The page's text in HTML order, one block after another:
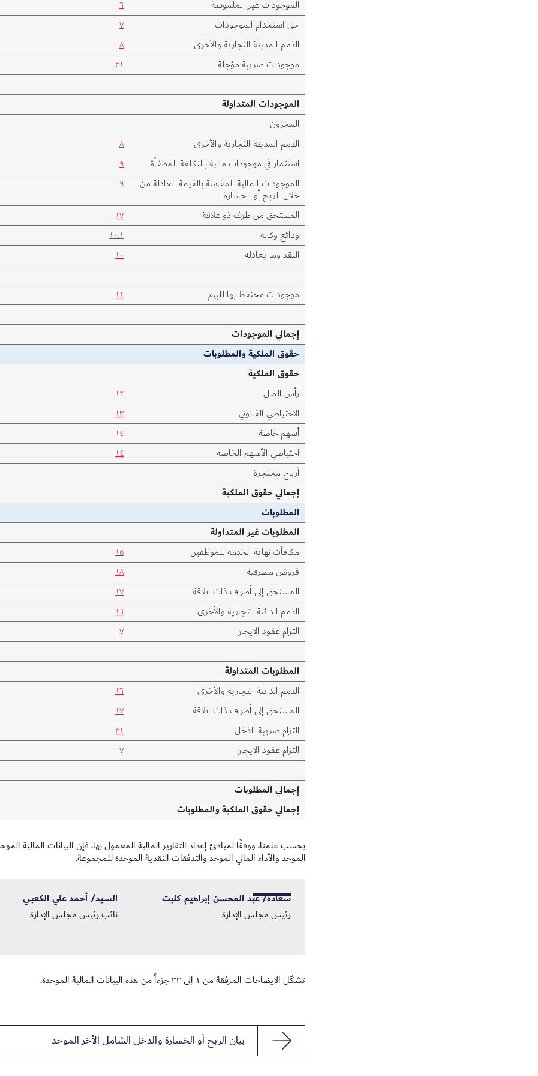
الموجودات غير الملموسة
٦
حق استخدام الموجودات
٧
الذمم المدينة التجارية والأخرى
٨
موجودات ضريبة مؤجلة
٣١
الموجودات المتداولة
المخزون
الذمم المدينة التجارية والأخرى
٨
استثمار في موجودات مالية بالتكلفة المطفأة
٩
الموجودات المالية المقاسة بالقيمة العادلة من
خلال الربح أو الخسارة
٩
المستحق من طرف ذو علاقة
١٧
ودائع وكالة
١٠.١
النقد وما يعادله
١٠
موجودات محتفظ بها للبيع
١١
إجمالي الموجودات
حقوق الملكية والمطلوبات
حقوق الملكية
رأس المال
١٢
الاحتياطي القانوني
١٣
أسهم خاصة
١٤
احتياطي الأسهم الخاصة
١٤
أرباح محتجزة
إجمالي حقوق الملكية
المطلوبات
المطلوبات غير المتداولة
مكافآت نهاية الخدمة للموظفين
١٥
قروض مصرفية
١٨
المستحق إلى أطراف ذات علاقة
١٧
الذمم الدائنة التجارية والأخرى
١٦
التزام عقود الإيجار
٧
المطلوبات المتداولة
الذمم الدائنة التجارية والأخرى
١٦
المستحق إلى أطراف ذات علاقة
١٧
التزام ضريبة الدخل
٣١
التزام عقود الإيجار
٧
إجمالي المطلوبات
إجمالي حقوق الملكية والمطلوبات
بحسب علمنا، ووفقًا لمبادئ إعداد التقارير المالية المعمول بها، فإن البيانات المالية
الموحد والأداء المالي الموحد والتدفقات النقدية الموحدة للمجموعة.
سعادة/ عبد المحسن إبراهيم كلبت
رئيس مجلس الإدارة
السيد/ أحمد علي الكعبي
نائب رئيس مجلس الإدارة
تشكّل الإيضاحات المرفقة من ١ إلى ٣٣ جزءاً من هذه البيانات المالية الموحدة.
بيان الربح أو الخسارة والدخل الشامل الأخر الموحد